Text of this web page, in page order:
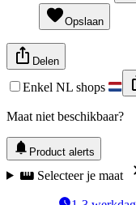
Opslaan
Delen
Enkel NL shops
Maat niet beschikbaar?
Product alerts
Selecteer je maat